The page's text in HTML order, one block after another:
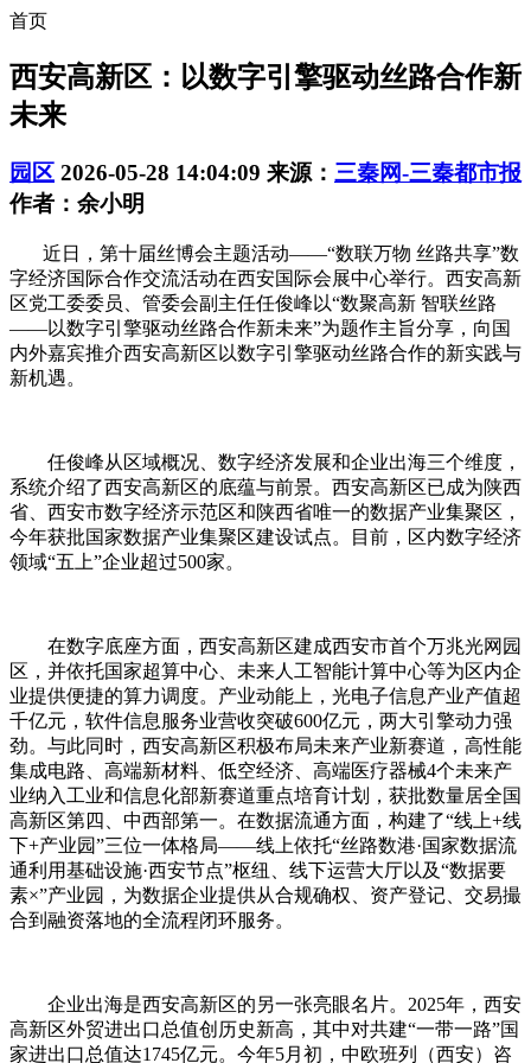
首页
西安高新区：以数字引擎驱动丝路合作新
未来
园区 2026-05-28 14:04:09 来源： 三秦网-三秦都市报
作者：余小明
近日，第十届丝博会主题活动——“数联万物 丝路共享”数
字经济国际合作交流活动在西安国际会展中心举行。西安高新
区党工委委员、管委会副主任任俊峰以“数聚高新 智联丝路
——以数字引擎驱动丝路合作新未来”为题作主旨分享，向国
内外嘉宾推介西安高新区以数字引擎驱动丝路合作的新实践与
新机遇。
任俊峰从区域概况、数字经济发展和企业出海三个维度，
系统介绍了西安高新区的底蕴与前景。西安高新区已成为陕西
省、西安市数字经济示范区和陕西省唯一的数据产业集聚区，
今年获批国家数据产业集聚区建设试点。目前，区内数字经济
领域“五上”企业超过500家。
在数字底座方面，西安高新区建成西安市首个万兆光网园
区，并依托国家超算中心、未来人工智能计算中心等为区内企
业提供便捷的算力调度。产业动能上，光电子信息产业产值超
千亿元，软件信息服务业营收突破600亿元，两大引擎动力强
劲。与此同时，西安高新区积极布局未来产业新赛道，高性能
集成电路、高端新材料、低空经济、高端医疗器械4个未来产
业纳入工业和信息化部新赛道重点培育计划，获批数量居全国
高新区第四、中西部第一。在数据流通方面，构建了“线上+线
下+产业园”三位一体格局——线上依托“丝路数港·国家数据流
通利用基础设施·西安节点”枢纽、线下运营大厅以及“数据要
素×”产业园，为数据企业提供从合规确权、资产登记、交易撮
合到融资落地的全流程闭环服务。
企业出海是西安高新区的另一张亮眼名片。2025年，西安
高新区外贸进出口总值创历史新高，其中对共建“一带一路”国
家进出口总值达1745亿元。今年5月初，中欧班列（西安）咨